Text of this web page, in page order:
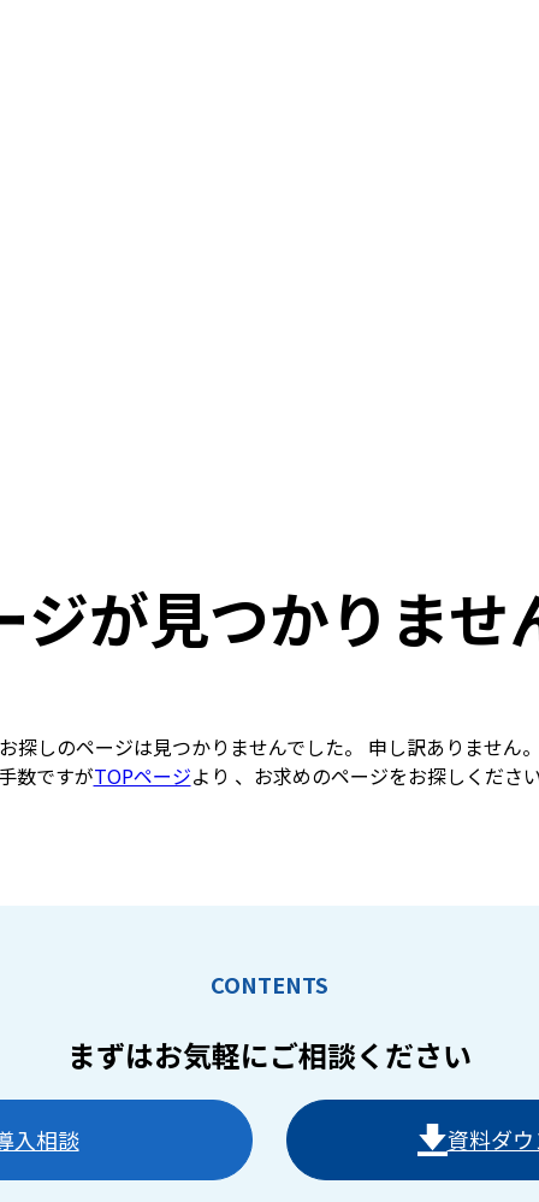
ジが見つかりませ
探しのページは見つかりませんでした。 申し訳ありません。
数ですがTOPページより 、お求めのページをお探しください
CONTENTS
まずはお気軽にご相談ください
入相談 資料ダ